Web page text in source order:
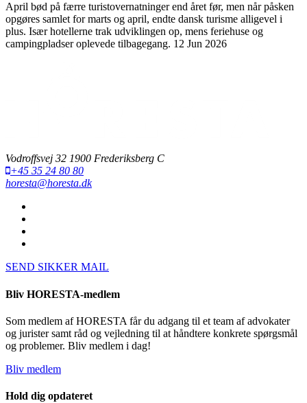
April bød på færre turistovernatninger end året før, men når påsken
opgøres samlet for marts og april, endte dansk turisme alligevel i
plus. Især hotellerne trak udviklingen op, mens feriehuse og
campingpladser oplevede tilbagegang. 12 Jun 2026
Vodroffsvej 32 1900 Frederiksberg C
+45 35 24 80 80
horesta@horesta.dk
SEND SIKKER MAIL
Bliv HORESTA-medlem
Som medlem af HORESTA får du adgang til et team af advokater
og jurister samt råd og vejledning til at håndtere konkrete spørgsmål
og problemer. Bliv medlem i dag!
Bliv medlem
Hold dig opdateret